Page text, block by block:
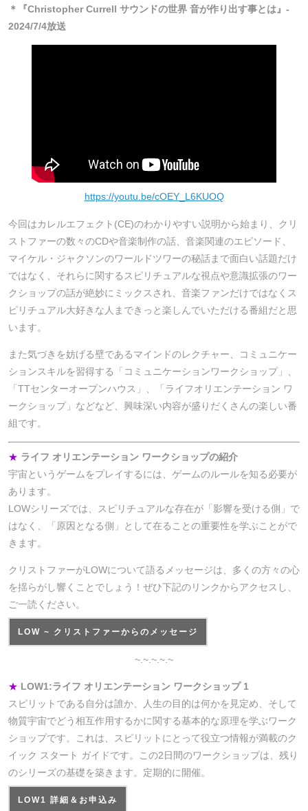
＊『Christopher Currell サウンドの世界 音が作り出す事とは』-
2024/7/4放送
https://youtu.be/cOEY_L6KUOQ
今回はカレルエフェクト(CE)のわかりやすい説明から始まり、クリ
ストファーの数々のCDや音楽制作の話、音楽関連のエピソード、
マイケル・ジャクソンのワールドツワーの秘話まで面白い話題だけ
ではなく、それらに関するスピリチュアルな視点や意識拡張のワー
クショップの話が絶妙にミックスされ、音楽ファンだけではなくス
ピリチュアル大好きな人まできっと楽しんでいただける番組だと思
います。
また気づきを妨げる壁であるマインドのレクチャー、コミュニケー
ションスキルを習得する「コミュニケーションワークショップ」、
「TTセンターオープンハウス」、「ライフオリエンテーション ワ
ークショップ」などなど、興味深い内容が盛りだくさんの楽しい番
組です。
★ ライフ オリエンテーション ワークショップの紹介
宇宙というゲームをプレイするには、ゲームのルールを知る必要が
あります。
LOWシリーズでは、スピリチュアルな存在が「影響を受ける側」で
はなく、「原因となる側」として在ることの重要性を学ぶことがで
きます。
クリストファーがLOWについて語るメッセージは、多くの方々の心
を揺らがし響くことでしょう！ぜひ下記のリンクからアクセスし、
ご一読ください。
LOW ~ クリストファーからのメッセージ
~.~.~.~.~
★ LOW1:ライフ オリエンテーション ワークショップ 1
スピリットである自分は誰か、人生の目的は何かを見定め、そして
物質宇宙でどう相互作用するかに関する基本的な原理を学ぶワーク
ショップです。これは、スピリットにとって役立つ情報が満載のク
イック スタート ガイドです。この2日間のワークショップは、残り
のシリーズの基礎を築きます。定期的に開催。
LOW1 詳細＆お申込み